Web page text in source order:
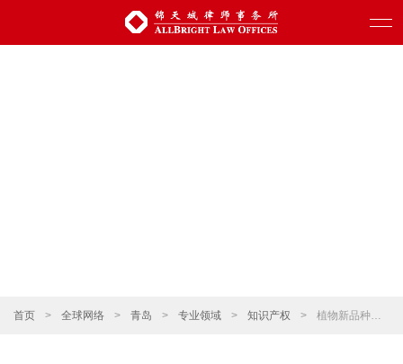
首页 > 全球网络 > 青岛 > 专业领域 > 知识产权 > 植物新品种保护